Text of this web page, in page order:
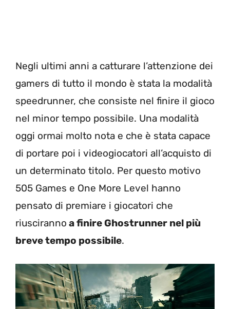
Negli ultimi anni a catturare l’attenzione dei
gamers di tutto il mondo è stata la modalità
speedrunner, che consiste nel finire il gioco
nel minor tempo possibile. Una modalità
oggi ormai molto nota e che è stata capace
di portare poi i videogiocatori all’acquisto di
un determinato titolo. Per questo motivo
505 Games e One More Level hanno
pensato di premiare i giocatori che
riusciranno a finire Ghostrunner nel più
breve tempo possibile.